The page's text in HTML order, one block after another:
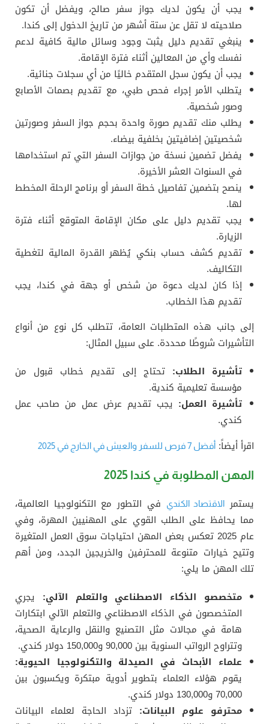
يجب أن يكون لديك جواز سفر صالح، ويفضل أن تكون
صلاحيته لا تقل عن ستة أشهر من تاريخ الدخول إلى كندا.
ينبغي تقديم دليل يثبت وجود وسائل مالية كافية لدعم
نفسك وأي من المعالين أثناء فترة الإقامة.
يجب أن يكون سجل المتقدم خاليًا من أي سجلات جنائية.
يتطلب الأمر إجراء فحص طبي، مع تقديم بصمات الأصابع
وصور شخصية.
يطلب منك تقديم صورة واحدة بحجم جواز السفر وصورتين
شخصيتين إضافيتين بخلفية بيضاء.
يفضل تضمين نسخة من جوازات السفر التي تم استخدامها
في السنوات العشر الأخيرة.
ينصح بتضمين تفاصيل خطة السفر أو برنامج الرحلة المخطط
لها.
يجب تقديم دليل على مكان الإقامة المتوقع أثناء فترة
الزيارة.
تقديم كشف حساب بنكي يُظهر القدرة المالية لتغطية
التكاليف.
إذا كان لديك دعوة من شخص أو جهة في كندا، يجب
تقديم هذا الخطاب.
إلى جانب هذه المتطلبات العامة، تتطلب كل نوع من أنواع
التأشيرات شروطًا محددة. على سبيل المثال:
تأشيرة الطلاب: تحتاج إلى تقديم خطاب قبول من
مؤسسة تعليمية كندية.
تأشيرة العمل: يجب تقديم عرض عمل من صاحب عمل
كندي.
اقرأ أيضاً: أفضل 7 فرص للسفر والعيش في الخارج في 2025
المهن المطلوبة في كندا 2025
يستمر الاقتصاد الكندي
في التطور مع التكنولوجيا العالمية،
مما يحافظ على الطلب القوي على المهنيين المهرة، وفي
عام 2025 تعكس بعض المهن احتياجات سوق العمل المتغيرة
وتتيح خيارات متنوعة للمحترفين والخريجين الجدد، ومن أهم
تلك المهن ما يلي:
متخصصو الذكاء الاصطناعي والتعلم الآلي: يجري
المتخصصون في الذكاء الاصطناعي والتعلم الآلي ابتكارات
هامة في مجالات مثل التصنيع والنقل والرعاية الصحية،
وتتراوح الرواتب السنوية بين 90,000 و150,000 دولار كندي.
علماء الأبحاث في الصيدلة والتكنولوجيا الحيوية:
يقوم هؤلاء العلماء بتطوير أدوية مبتكرة ويكسبون بين
70,000 و130,000 دولار كندي.
محترفو علوم البيانات: تزداد الحاجة لعلماء البيانات